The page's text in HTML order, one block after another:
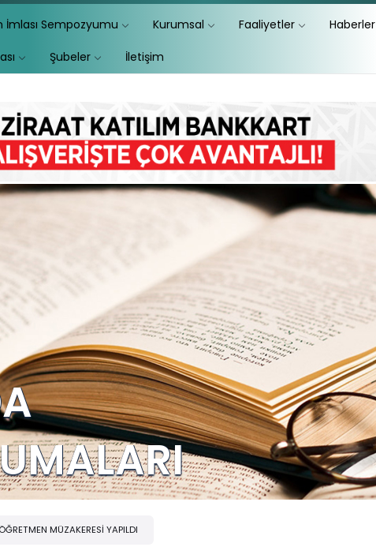
İmlası Sempozyumu Kurumsal Faaliyetler Haberler
Şubeler İletişim
MÜZAKERESİ YAPILDI